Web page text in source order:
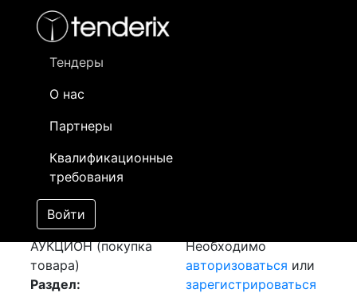
Тендеры
О нас
Партнеры
Квалификационные
требования
Войти
- активный лот
- сохраненный лот (не опубликован)
Закупка: Изолятор
проходной
[Завершен]
Победитель выбран
Лот №:2101
АУКЦИОН (покупка
товара)
Раздел:
Необходимо
авторизоваться или
зарегистрироваться